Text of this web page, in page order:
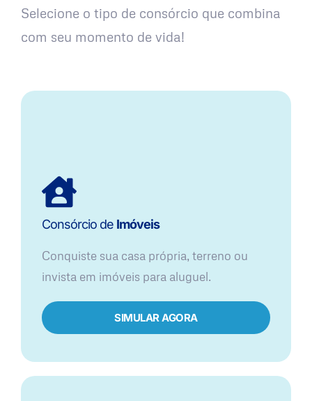
Selecione o tipo de consórcio que combina
com seu momento de vida!
Consórcio de Imóveis
Conquiste sua casa própria, terreno ou
invista em imóveis para aluguel.
SIMULAR AGORA​